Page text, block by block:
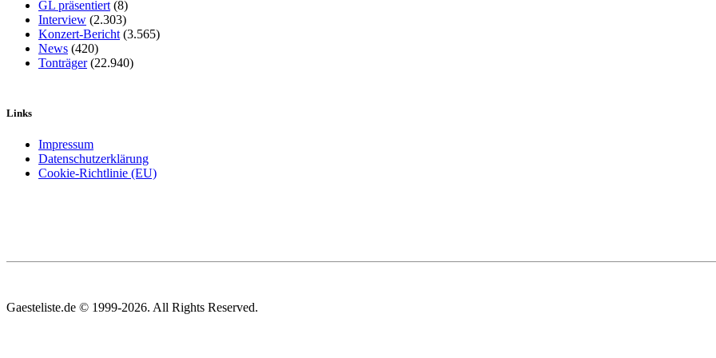
GL präsentiert (8)
Interview (2.303)
Konzert-Bericht (3.565)
News (420)
Tonträger(22.940)
Links
Impressum
Datenschutzerklärung
Cookie-Richtlinie (EU)
Gaesteliste.de © 1999-2026. All Rights Reserved.